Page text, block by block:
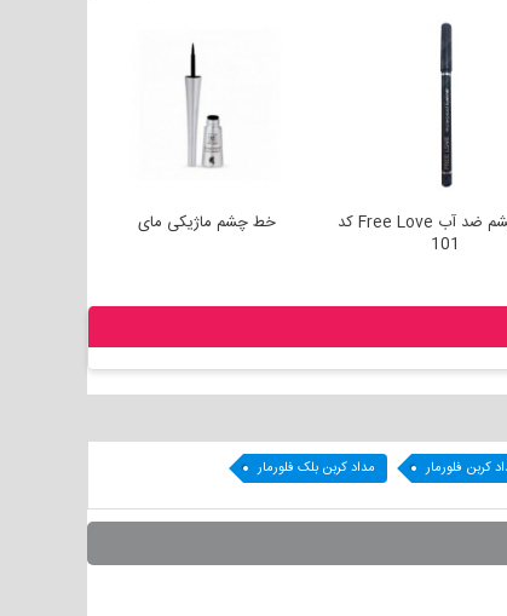
خط چشم ماژیکی مای
مداد چشم ضد آب Free Love کد
101
کربن فلورمار مداد کربن بلک فلورمار